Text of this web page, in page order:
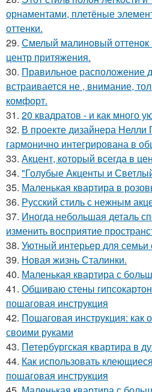
орнаментами, плетёные
оттенки.
29. Смелый малиновый оттенок
центр притяжения.
30. Правильное расположение
встраивается не , внимание,
комфорт.
31. 20 квадратов - и как много
32. В проекте дизайнера Нелли
гармонично интегрирована в
33. Акцент, который всегда в
34. "Голубые Акценты и
35. Маленькая квартира в
36. Русский стиль с нежным
37. Иногда небольшая деталь
изменить восприятие
38. Уютный интерьер для семьи
39. Новая жизнь Сталинки.
40. Маленькая квартира с
41. Обшиваю стены
пошаговая инструкция
42. Пошаговая инструкция: как
своими руками
43. Петербургская квартира в
44. Как использовать
пошаговая инструкция